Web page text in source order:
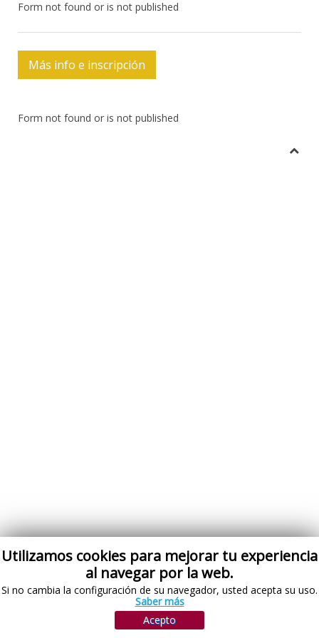
Form not found or is not published
Más info e inscripción
Form not found or is not published
Utilizamos cookies para mejorar tu experiencia
al navegar por la web.
Si no cambia la configuración de su navegador, usted acepta su uso.
Saber más
Acepto